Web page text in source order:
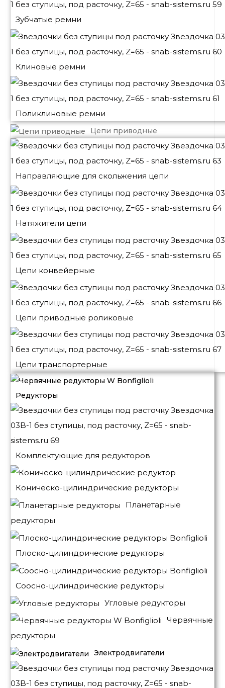
Зубчатые ремни
Клиновые ремни
Поликлиновые ремни
Цепи приводные
Направляющие для скольжения цепи
Натяжители цепи
Цепи конвейерные
Цепи приводные роликовые
Цепи транспортерные
Редукторы
Комплектующие для редукторов
Коническо-цилиндрические редукторы
Планетарные
редукторы
Плоско-цилиндрические редукторы
Соосно-цилиндрические редукторы
Угловые редукторы
Червячные
редукторы
Электродвигатели